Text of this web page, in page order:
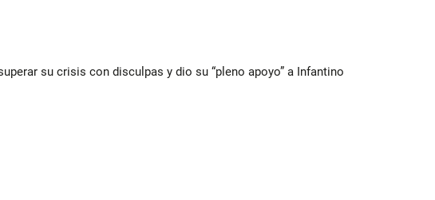
su crisis con disculpas y dio su “pleno apoyo” a Infantino